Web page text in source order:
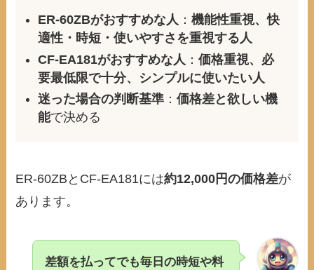
ER-60ZBがおすすめな人 ： 機能性重視、快
適性・時短・使いやすさを重視する人
CF-EA181がおすすめな人 ： 価格重視、必
要最低限で十分、シンプルに使いたい人
迷った場合の判断基準： 価格差と欲しい機
能で決める
ER-60ZBとCF-EA181には約12,000円の価格差が
あります。
差額を払ってでも毎日の時短や料